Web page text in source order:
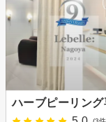
ハーブピーリン